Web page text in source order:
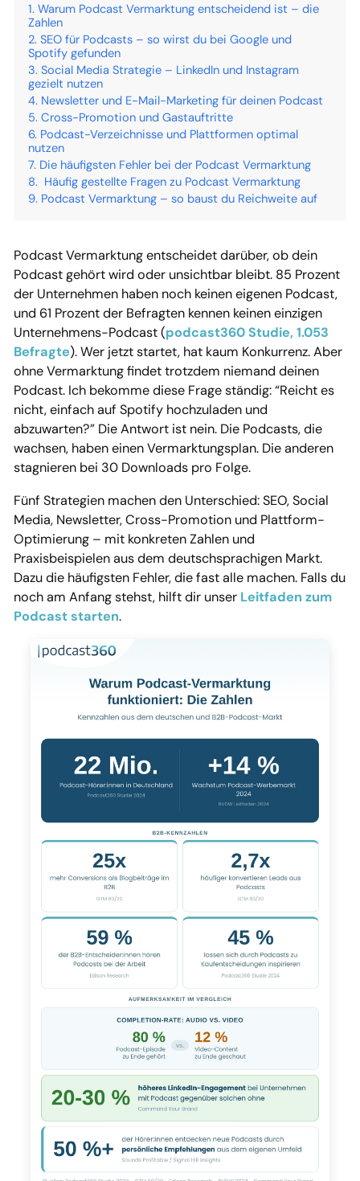
Warum Podcast Vermarktung entscheidend ist – die
Zahlen
SEO für Podcasts – so wirst du bei Google und
Spotify gefunden
Social Media Strategie – LinkedIn und Instagram
gezielt nutzen
Newsletter und E-Mail-Marketing für deinen Podcast
Cross-Promotion und Gastauftritte
Podcast-Verzeichnisse und Plattformen optimal
nutzen
Die häufigsten Fehler bei der Podcast Vermarktung
Häufig gestellte Fragen zu Podcast Vermarktung
Podcast Vermarktung – so baust du Reichweite auf
Podcast Vermarktung entscheidet darüber, ob dein
Podcast gehört wird oder unsichtbar bleibt. 85 Prozent
der Unternehmen haben noch keinen eigenen Podcast,
und 61 Prozent der Befragten kennen keinen einzigen
Unternehmens-Podcast (podcast360 Studie, 1.053
Befragte). Wer jetzt startet, hat kaum Konkurrenz. Aber
ohne Vermarktung findet trotzdem niemand deinen
Podcast. Ich bekomme diese Frage ständig: “Reicht es
nicht, einfach auf Spotify hochzuladen und
abzuwarten?” Die Antwort ist nein. Die Podcasts, die
wachsen, haben einen Vermarktungsplan. Die anderen
stagnieren bei 30 Downloads pro Folge.
Fünf Strategien machen den Unterschied: SEO, Social
Media, Newsletter, Cross-Promotion und Plattform-
Optimierung – mit konkreten Zahlen und
Praxisbeispielen aus dem deutschsprachigen Markt.
Dazu die häufigsten Fehler, die fast alle machen. Falls du
noch am Anfang stehst, hilft dir unser Leitfaden zum
Podcast starten.